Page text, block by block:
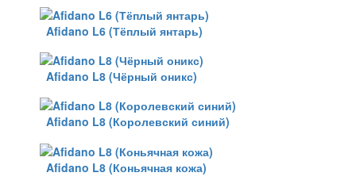
Afidano L6 (Тёплый янтарь)
Afidano L8 (Чёрный оникс)
Afidano L8 (Королевский синий)
Afidano L8 (Коньячная кожа)